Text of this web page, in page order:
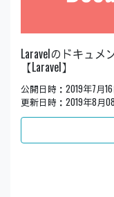
Laravelのドキュメ
【Laravel】
公開日時：2019年7月16
更新日時：2019年8月